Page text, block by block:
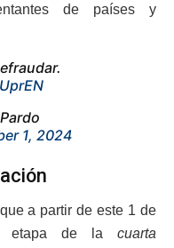
de países y
1, 2024
a partir de este 1 de
etapa de la cuarta